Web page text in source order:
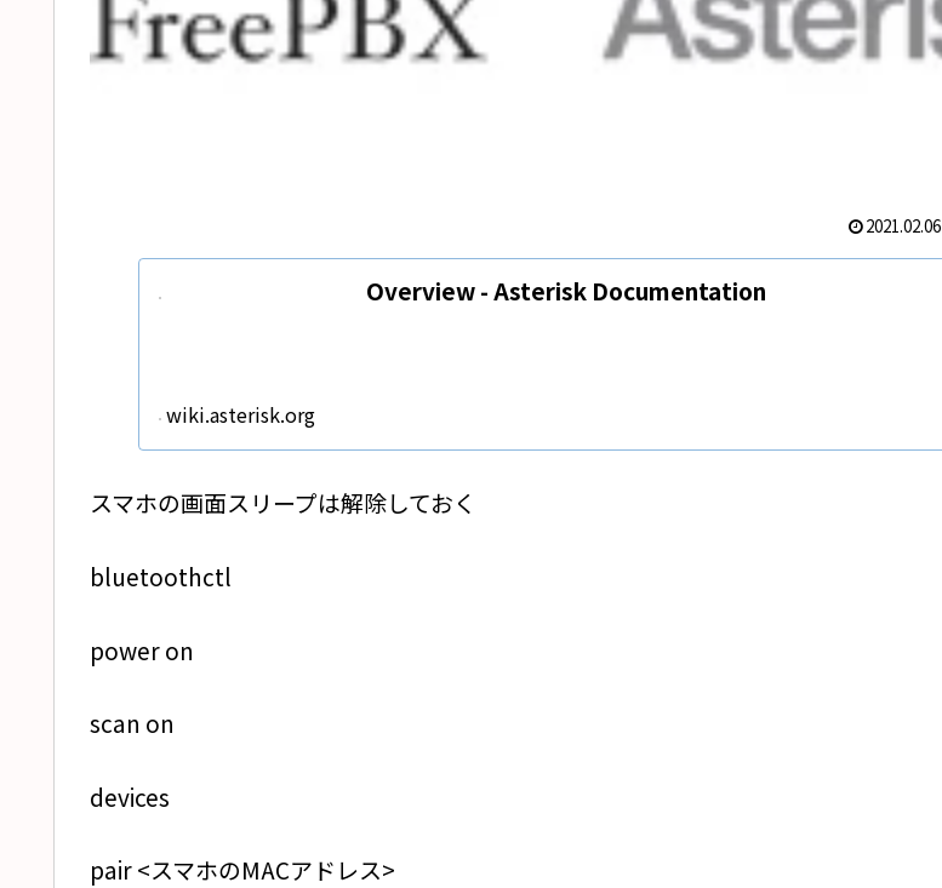
2021.02.06
Overview - Asterisk Documentation
wiki.asterisk.org
スマホの画面スリープは解除しておく
bluetoothctl
power on
scan on
devices
pair <スマホのMACアドレス>